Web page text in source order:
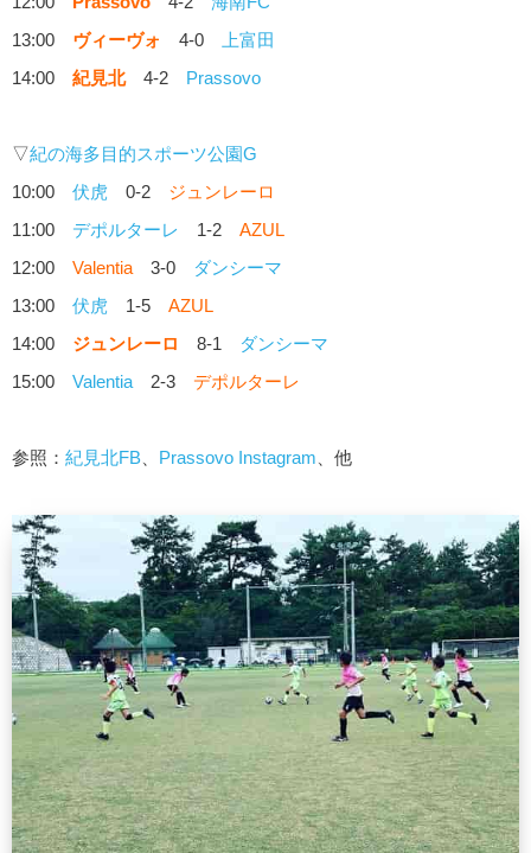
13:00 ヴィーヴォ 4-0
上富田
14:00 紀見北4-2 Prassovo
▽紀の海多目的スポーツ公園G
10:00 伏虎 0-2 ジュンレーロ
11:00 デポルターレ 1-2 AZUL
12:00 Valentia 3-0
ダンシーマ
13:00 伏虎 1-5 AZUL
14:00 ジュンレーロ 8-1
ダンシーマ
15:00 Valentia 2-3 デポルターレ
参照： 紀見北FB Prassovo Instagram 、他